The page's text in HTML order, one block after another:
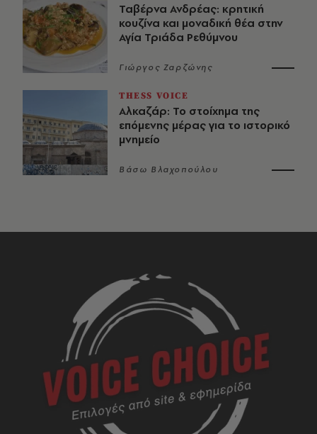
Ταβέρνα Ανδρέας: κρητική
κουζίνα και μοναδική θέα στην
Αγία Τριάδα Ρεθύμνου
Γιώργος Ζαρζώνης
THESS VOICE
Αλκαζάρ: Το στοίχημα της
επόμενης μέρας για το ιστορικό
μνημείο
Βάσω Βλαχοπούλου